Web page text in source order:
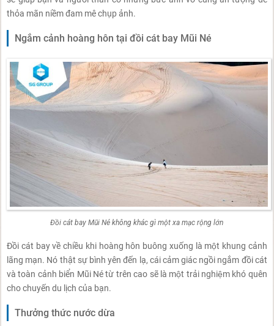
thỏa mãn niềm đam mê chụp ảnh.
Ngắm cảnh hoàng hôn tại đồi cát bay Mũi Né
Đồi cát bay Mũi Né không khác gì một xa mạc rộng lớn
Đồi cát bay về chiều khi hoàng hôn buông xuống là một khung cảnh
lãng mạn. Nó thật sự bình yên đến lạ, cái cảm giác ngồi ngắm đồi cát
và toàn cảnh biển Mũi Né từ trên cao sẽ là một trải nghiệm khó quên
cho chuyến du lịch của bạn.
Thưởng thức nước dừa